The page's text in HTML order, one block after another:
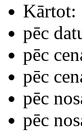
Kārtot:
pēc
pēc
pēc
pēc
pēc